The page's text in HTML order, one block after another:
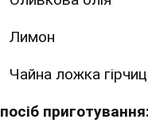
Лимон
Чайна ложка
приготування: